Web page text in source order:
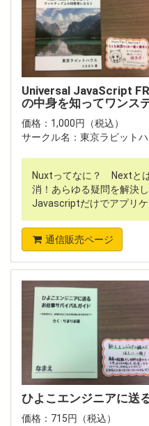
Universal JavaScript
の中身を知ってワンス
価格：1,000円（税込）
サークル名：東京ラビット
Nuxtってなに？ Nextと
消！あらゆる疑問を解決
Javascriptだけでアプリケ
通信販売ページ
ひよこエンジニアに送
価格：715円（税込）